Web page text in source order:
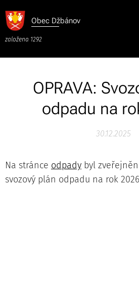
Obec Džbánov
založena 1292
OPRAVA:
odpadu na
30.12.2025
Na stránce odpady byl
svozový plán odpadu na rok